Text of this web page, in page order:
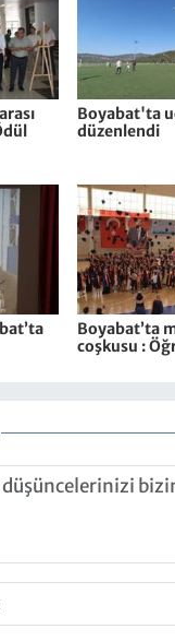
Boyabat'ta
düzenlendi
Boyabat’ta
coşkusu :